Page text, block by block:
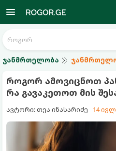
ჯანმრთელობა
როგორ ამოვიცნოთ
რა გავაკეთოთ მის
ავტორი: თეა ინასარიძე 14 ივლ